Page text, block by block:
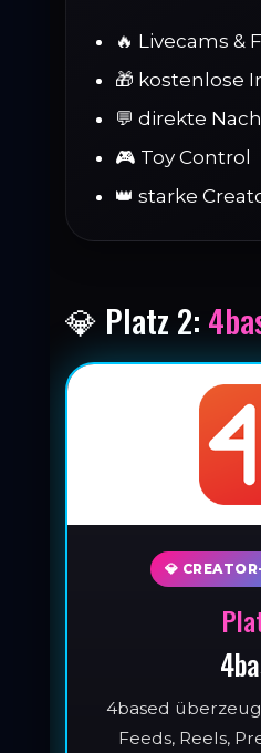
🔥 Livecams &
🎁 kostenlose
💬 direkte
🎮 Toy Control
👑 starke
💎 Platz 2:
💎
4based
Feeds, Reels,